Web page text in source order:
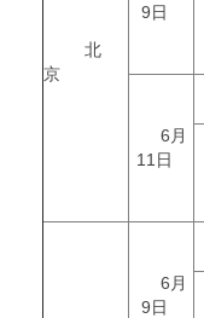
北
京
9日
6月
11日
6月
9日